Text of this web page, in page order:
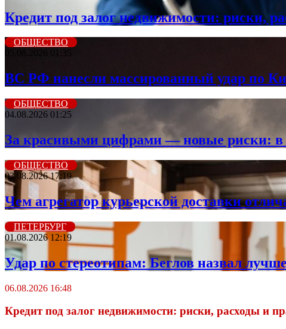
Кредит под залог недвижимости: риски,
ОБЩЕСТВО
05.08.2026 01:35
ВС РФ нанесли массированный удар по
ОБЩЕСТВО
04.08.2026 01:25
За красивыми цифрами — новые риски: в
ОБЩЕСТВО
03.08.2026 17:19
Чем агрегатор курьерской доставки
ПЕТЕРБУРГ
01.08.2026 12:19
Удар по стереотипам: Беглов назвал
06.08.2026 16:48
Кредит под залог недвижимости: риски, расходы и